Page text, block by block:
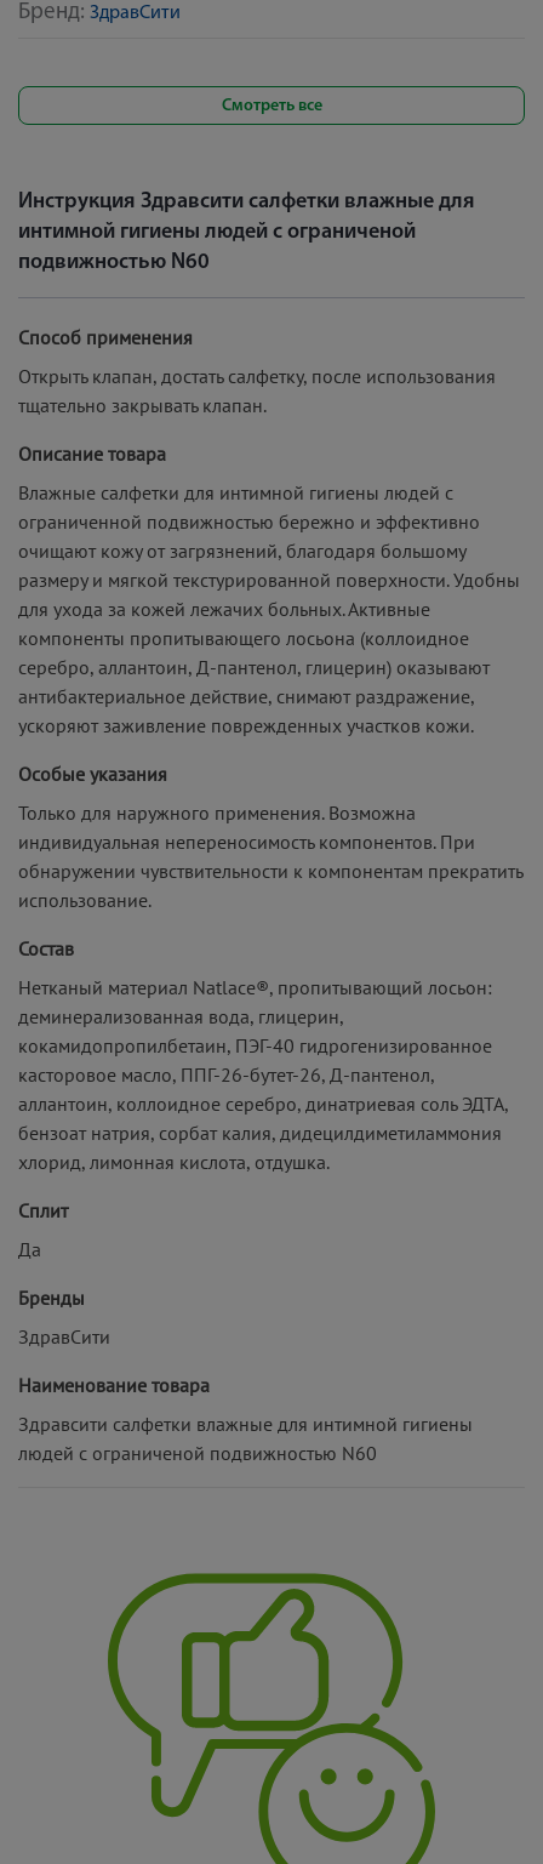
Бренд: ЗдравСити
Смотреть все
Инструкция Здравсити салфетки влажные для
интимной гигиены людей с ограниченой
подвижностью N60
Способ применения
Открыть клапан, достать салфетку, после использования
тщательно закрывать клапан.
Описание товара
Влажные салфетки для интимной гигиены людей с
ограниченной подвижностью бережно и эффективно
очищают кожу от загрязнений, благодаря большому
размеру и мягкой текстурированной поверхности. Удобны
для ухода за кожей лежачих больных. Активные
компоненты пропитывающего лосьона (коллоидное
серебро, аллантоин, Д-пантенол, глицерин) оказывают
антибактериальное действие, снимают раздражение,
ускоряют заживление поврежденных участков кожи.
Особые указания
Только для наружного применения. Возможна
индивидуальная непереносимость компонентов. При
обнаружении чувствительности к компонентам прекратить
использование.
Состав
Нетканый материал Natlace®, пропитывающий лосьон:
деминерализованная вода, глицерин,
кокамидопропилбетаин, ПЭГ-40 гидрогенизированное
касторовое масло, ППГ-26-бутет-26, Д-пантенол,
аллантоин, коллоидное серебро, динатриевая соль ЭДТА,
бензоат натрия, сорбат калия, дидецилдиметиламмония
хлорид, лимонная кислота, отдушка.
Сплит
Да
Бренды
ЗдравСити
Наименование товара
Здравсити салфетки влажные для интимной гигиены
людей с ограниченой подвижностью N60